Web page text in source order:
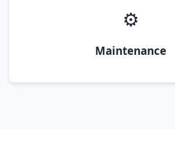
⚙️
Maintenance